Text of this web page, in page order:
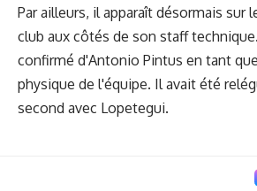
Par ailleurs, il apparaît désormais sur
club aux côtés de son staff
confirmé d'Antonio Pintus en tant
physique de l'équipe. Il avait été
second avec Lopetegui.